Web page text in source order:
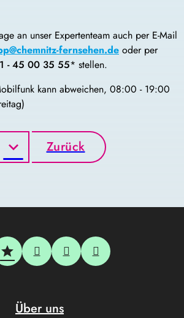
an unser Expertenteam auch per E-Mail
fernsehen.de oder per
- 45 00 35 55* stellen.
kann abweichen, 08:00 - 19:00
Zurück
Über uns